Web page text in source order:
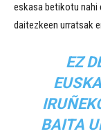
eskasa betikotu nahi
daitezkeen urratsak
EZ
BAITA